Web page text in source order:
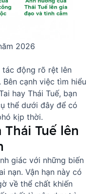
2026
tác động rõ rệt lên
cạnh việc tìm hiểu
hay Thái Tuế, bạn
thể dưới đây để có
kịp thời.
Tuế lên
giác với những biến
nạn. Vận hạn này có
về thể chất khiến